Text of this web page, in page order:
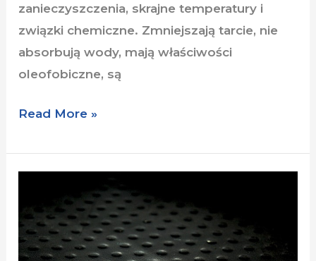
zanieczyszczenia, skrajne temperatury i
związki chemiczne. Zmniejszają tarcie, nie
absorbują wody, mają właściwości
oleofobiczne, są
Read More »
materiał